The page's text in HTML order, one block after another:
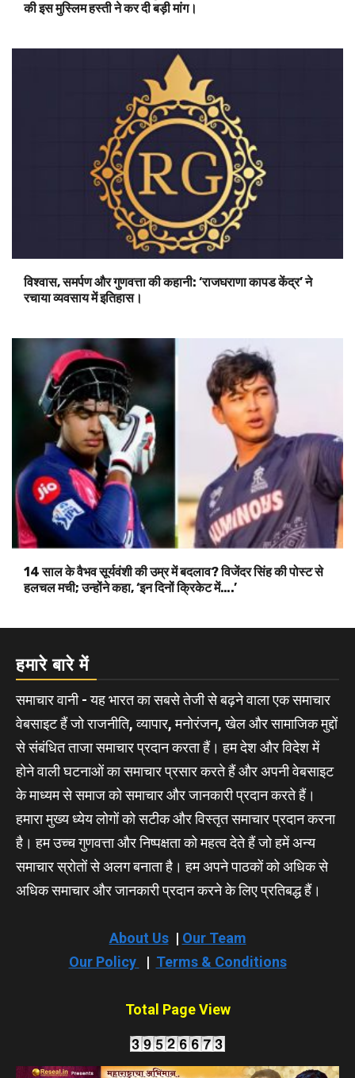
की इस मुस्लिम हस्ती ने कर दी बड़ी मांग।
विश्वास, समर्पण और गुणवत्ता की कहानी: ‘राजघराणा कापड केंद्र’ ने
रचाया व्यवसाय में इतिहास।
14 साल के वैभव सूर्यवंशी की उम्र में बदलाव? विजेंदर सिंह की पोस्ट से
हलचल मची; उन्होंने कहा, ‘इन दिनों क्रिकेट में….’
हमारे बारे में
समाचार वानी - यह भारत का सबसे तेजी से बढ़ने वाला एक समाचार
वेबसाइट हैं जो राजनीति, व्यापार, मनोरंजन, खेल और सामाजिक मुद्दों
से संबंधित ताजा समाचार प्रदान करता हैं। हम देश और विदेश में
होने वाली घटनाओं का समाचार प्रसार करते हैं और अपनी वेबसाइट
के माध्यम से समाज को समाचार और जानकारी प्रदान करते हैं।
हमारा मुख्य ध्येय लोगों को सटीक और विस्तृत समाचार प्रदान करना
है। हम उच्च गुणवत्ता और निष्पक्षता को महत्व देते हैं जो हमें अन्य
समाचार स्रोतों से अलग बनाता है। हम अपने पाठकों को अधिक से
अधिक समाचार और जानकारी प्रदान करने के लिए प्रतिबद्ध हैं।
About Us| Our Team
Our Policy
| Terms & Conditions
Total Page View